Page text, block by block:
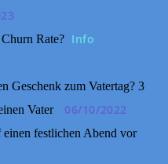
Rate? Info
Geschenk zum Vatertag? 3
Vater
06/10/2022
einen festlichen Abend vor